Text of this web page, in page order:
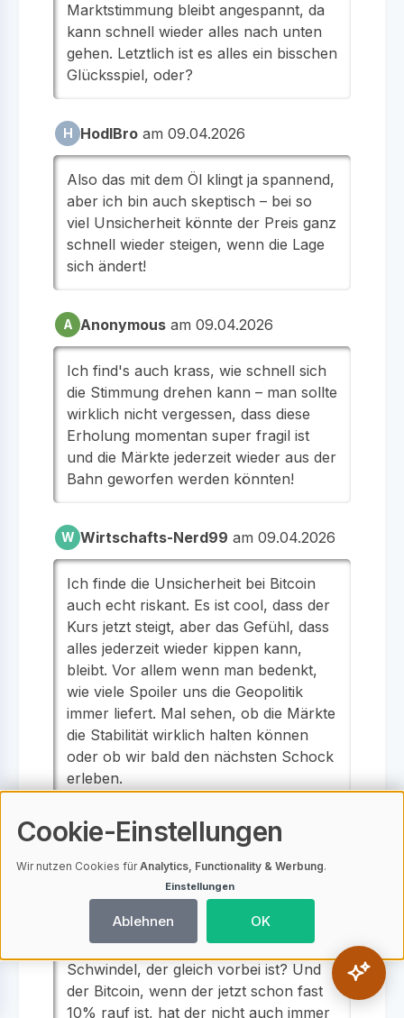
Marktstimmung bleibt angespannt, da
kann schnell wieder alles nach unten
gehen. Letztlich ist es alles ein bisschen
Glücksspiel, oder?
H HodlBro am 09.04.2026
Also das mit dem Öl klingt ja spannend,
aber ich bin auch skeptisch – bei so
viel Unsicherheit könnte der Preis ganz
schnell wieder steigen, wenn die Lage
sich ändert!
A Anonymous am 09.04.2026
Ich find's auch krass, wie schnell sich
die Stimmung drehen kann – man sollte
wirklich nicht vergessen, dass diese
Erholung momentan super fragil ist
und die Märkte jederzeit wieder aus der
Bahn geworfen werden könnten!
W Wirtschafts-Nerd99 am 09.04.2026
Ich finde die Unsicherheit bei Bitcoin
auch echt riskant. Es ist cool, dass der
Kurs jetzt steigt, aber das Gefühl, dass
alles jederzeit wieder kippen kann,
bleibt. Vor allem wenn man bedenkt,
wie viele Spoiler uns die Geopolitik
immer liefert. Mal sehen, ob die Märkte
die Stabilität wirklich halten können
oder ob wir bald den nächsten Schock
erleben.
F FinanzGuru89am 09.04.2026
Also ich find das echt krass mit den
Ölpreisen und so. Wenn die jetzt so
fallen, frag ich mich, wie lange das
bleibt, oder meint ihr, das sind nur so
Schwindel, der gleich vorbei ist? Und
der Bitcoin, wenn der jetzt schon fast
10% rauf ist, hat der nicht auch immer
Cookie-Einstellungen
Wir nutzen Cookies fürAnalytics, Functionality & Werbung.
Einstellungen
Ablehnen OK